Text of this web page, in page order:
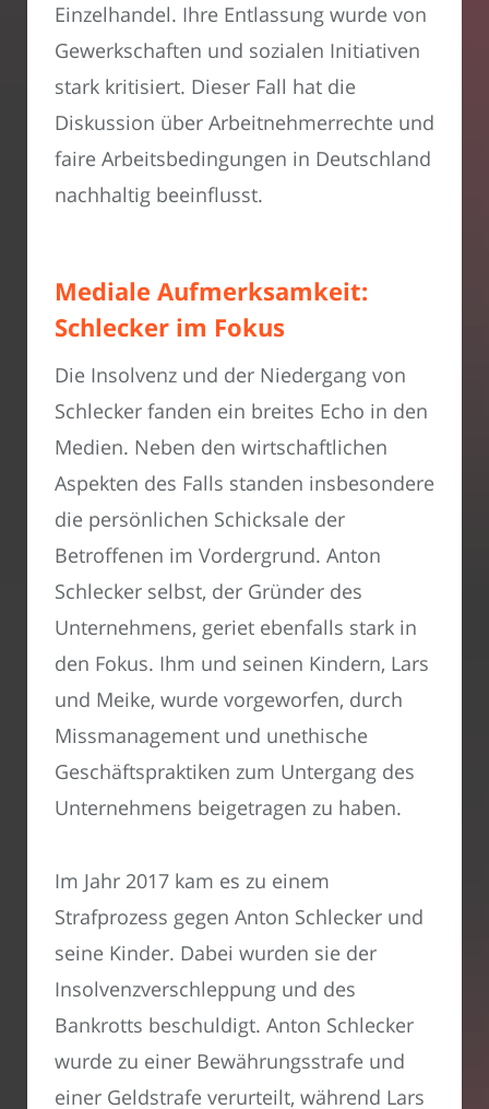
Einzelhandel. Ihre Entlassung wurde von
Gewerkschaften und sozialen Initiativen
stark kritisiert. Dieser Fall hat die
Diskussion über Arbeitnehmerrechte und
faire Arbeitsbedingungen in Deutschland
nachhaltig beeinflusst.
Mediale Aufmerksamkeit:
Schlecker im Fokus
Die Insolvenz und der Niedergang von
Schlecker fanden ein breites Echo in den
Medien. Neben den wirtschaftlichen
Aspekten des Falls standen insbesondere
die persönlichen Schicksale der
Betroffenen im Vordergrund. Anton
Schlecker selbst, der Gründer des
Unternehmens, geriet ebenfalls stark in
den Fokus. Ihm und seinen Kindern, Lars
und Meike, wurde vorgeworfen, durch
Missmanagement und unethische
Geschäftspraktiken zum Untergang des
Unternehmens beigetragen zu haben.
Im Jahr 2017 kam es zu einem
Strafprozess gegen Anton Schlecker und
seine Kinder. Dabei wurden sie der
Insolvenzverschleppung und des
Bankrotts beschuldigt. Anton Schlecker
wurde zu einer Bewährungsstrafe und
einer Geldstrafe verurteilt, während Lars